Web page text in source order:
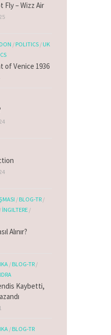
Fly – Wizz Air
/POLITICS /UK
of Venice 1936
/BLOG-TR /
/ İNGILTERE /
Alınır?
/BLOG-TR /
Kaybetti,
/BLOG-TR